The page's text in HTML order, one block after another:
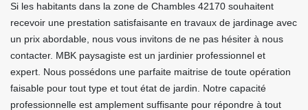
Si les habitants dans la zone de Chambles 42170 souhaitent
recevoir une prestation satisfaisante en travaux de jardinage avec
un prix abordable, nous vous invitons de ne pas hésiter à nous
contacter. MBK paysagiste est un jardinier professionnel et
expert. Nous possédons une parfaite maitrise de toute opération
faisable pour tout type et tout état de jardin. Notre capacité
professionnelle est amplement suffisante pour répondre à tout